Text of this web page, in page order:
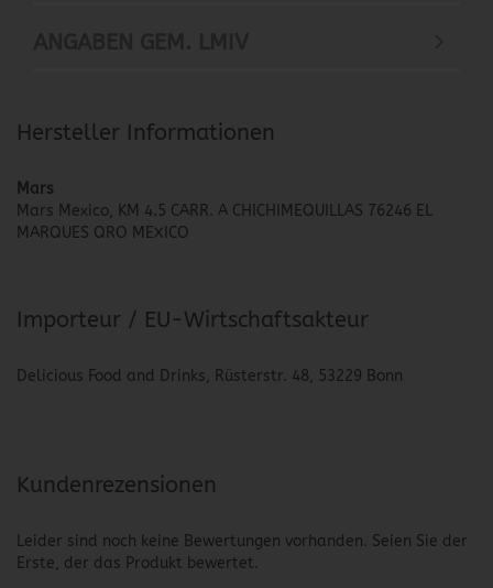
Hersteller Informationen
Mars
Mars Mexico, KM 4.5 CARR. A CHICHIMEQUILLAS 76246 EL
MARQUES QRO MEXICO
Importeur / EU-Wirtschaftsakteur
Delicious Food and Drinks, Rüsterstr. 48, 53229 Bonn
Kundenrezensionen
Leider sind noch keine Bewertungen vorhanden. Seien Sie der
Erste, der das Produkt bewertet.